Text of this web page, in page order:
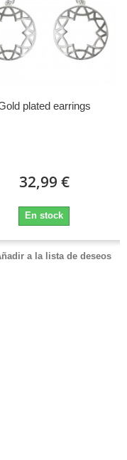
plated earrings
32,99 €
En stock
a la lista de deseos